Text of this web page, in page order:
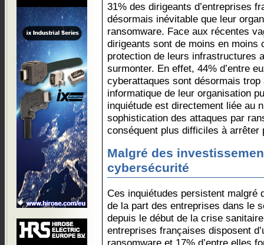
31% des dirigeants d’entreprises
désormais inévitable que leur
ransomware. Face aux récentes
dirigeants sont de moins en moins
protection de leurs infrastructures
surmonter. En effet, 44% d’entre
cyberattaques sont désormais trop
informatique de leur organisation
inquiétude est directement liée au
sophistication des attaques par
conséquent plus difficiles à arrêter
Malgré des
cybersécurité
Ces inquiétudes persistent malgré
de la part des entreprises dans le
depuis le début de la crise
entreprises françaises disposent
ransomware et 17% d’entre elles